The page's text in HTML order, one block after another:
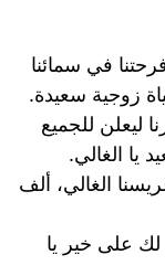
في سمائنا
زوجية سعيدة.
ليعلن للجميع
يا الغالي.
الغالي، ألف
على خير يا